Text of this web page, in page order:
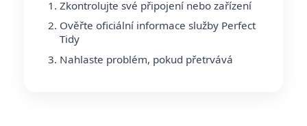
Zkontrolujte své připojení nebo zařízení
Ověřte oficiální informace služby Perfect
Tidy
Nahlaste problém, pokud přetrvává